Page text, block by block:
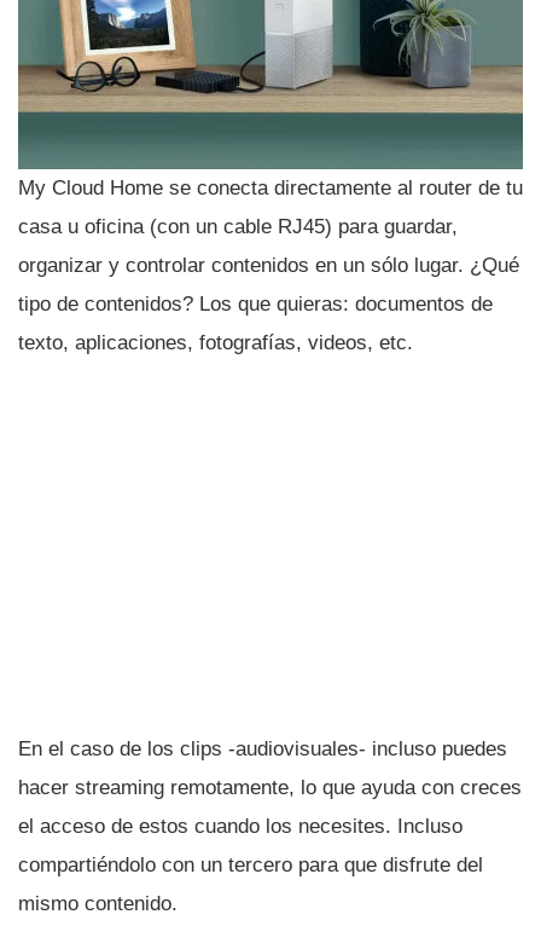
My Cloud Home se conecta directamente al router de tu
casa u oficina (con un cable RJ45) para guardar,
organizar y controlar contenidos en un sólo lugar. ¿Qué
tipo de contenidos? Los que quieras: documentos de
texto, aplicaciones, fotografí­as, videos, etc.
En el caso de los clips -audiovisuales- incluso puedes
hacer streaming remotamente, lo que ayuda con creces
el acceso de estos cuando los necesites. Incluso
compartiéndolo con un tercero para que disfrute del
mismo contenido.